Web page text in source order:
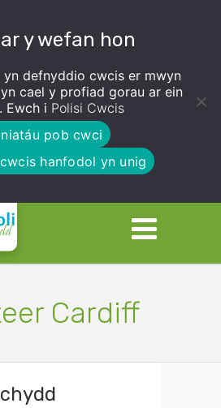
y wefan hon
yn defnyddio cwcis er mwyn
cael y profiad gorau ar ein
Ewch i Polisi Cwcis
pob cwci
hanfodol yn unig
Cardiff